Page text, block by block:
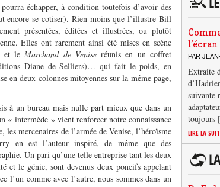
échapper, à condition toutefois d’avoir des
encore se cotiser). Rien moins que l’illustre Bill
présentées, éditées et illustrées, ou plutôt
Elles ont rarement ainsi été mises en scène
et leMarchand de Veniseréunis en un coffret
Diane de Selliers)… qui fait le poids, en
en deux colonnes mitoyennes sur la même page,
à un bureau mais nulle part mieux que dans un
« intermède » vient renforcer notre connaissance
mercenaires de l’armée de Venise, l’héroïsme
en est l’auteur inspiré, de même que des
Un pari qu’une telle entreprise tant les deux
et le génie, sont devenus deux poncifs appelant
l’un comme avec l’autre, nous sommes dans un
l’écran
PAR
Extraite
suivante
LIRE LA